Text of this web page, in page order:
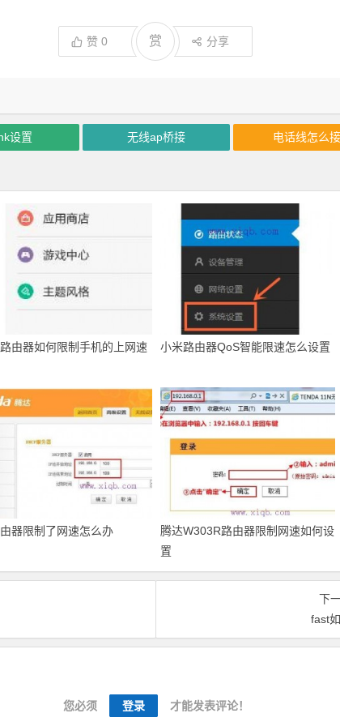
赞 0 赏 分享
设置 无线ap桥接 电话线怎么接
由器如何限制手机的上网速
小米路由器QoS智能限速怎么设置
器限制了网速怎么办
腾达W303R路由器限制网速如何设
置
下
fast
您必须 登录 才能发表评论！